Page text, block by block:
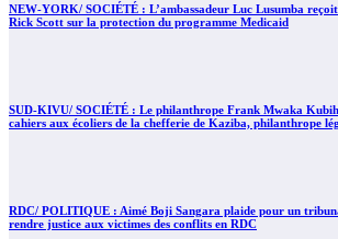
NEW-YORK/ SOCIÉTÉ : L’ambassadeur Luc Lusumba
Rick Scott sur la protection du programme Medicaid
SUD-KIVU/ SOCIÉTÉ : Le philanthrope Frank Mwaka
cahiers aux écoliers de la chefferie de Kaziba, philanthrope
RDC/ POLITIQUE : Aimé Boji Sangara plaide pour un
rendre justice aux victimes des conflits en RDC